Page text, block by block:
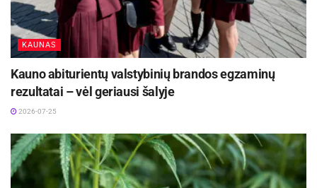
KAUNAS
Kauno abiturientų valstybinių brandos egzaminų
rezultatai – vėl geriausi šalyje
2026-07-25